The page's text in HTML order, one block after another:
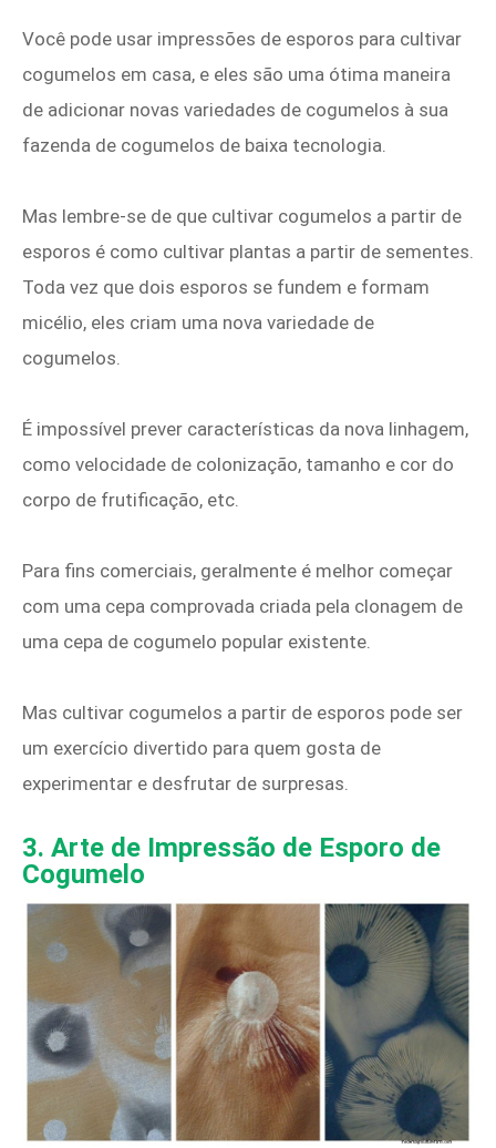
Você pode usar impressões de esporos para cultivar
cogumelos em casa, e eles são uma ótima maneira
de adicionar novas variedades de cogumelos à sua
fazenda de cogumelos de baixa tecnologia.
Mas lembre-se de que cultivar cogumelos a partir de
esporos é como cultivar plantas a partir de sementes.
Toda vez que dois esporos se fundem e formam
micélio, eles criam uma nova variedade de
cogumelos.
É impossível prever características da nova linhagem,
como velocidade de colonização, tamanho e cor do
corpo de frutificação, etc.
Para fins comerciais, geralmente é melhor começar
com uma cepa comprovada criada pela clonagem de
uma cepa de cogumelo popular existente.
Mas cultivar cogumelos a partir de esporos pode ser
um exercício divertido para quem gosta de
experimentar e desfrutar de surpresas.
3. Arte de Impressão de Esporo de
Cogumelo